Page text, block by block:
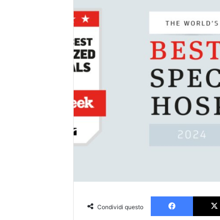
Condividi questo